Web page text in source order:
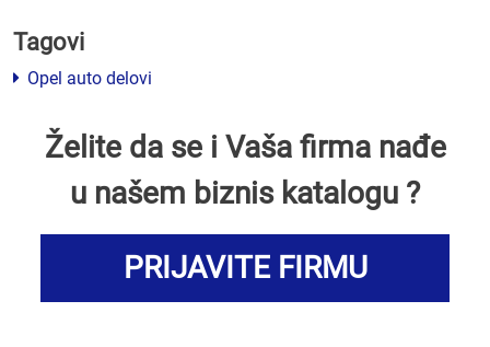
Tagovi
Opel auto delovi
Želite da se i Vaša firma nađe
u našem biznis katalogu ?
PRIJAVITE FIRMU